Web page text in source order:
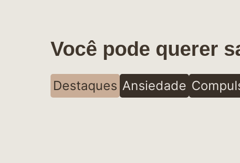
Você pode querer
Destaques Ansiedade